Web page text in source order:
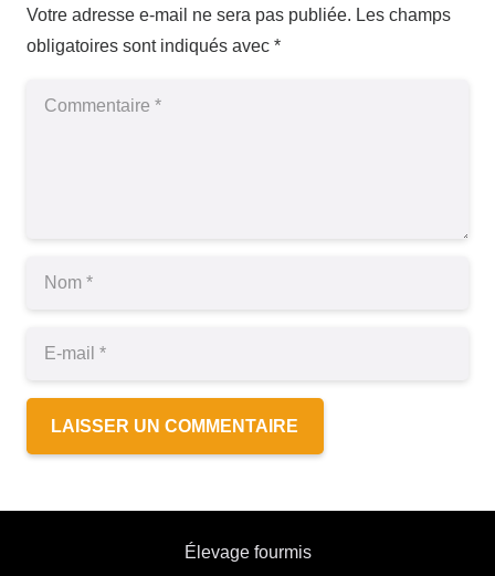
Votre adresse e-mail ne sera pas publiée. Les champs
obligatoires sont indiqués avec *
LAISSER UN COMMENTAIRE
Élevage fourmis